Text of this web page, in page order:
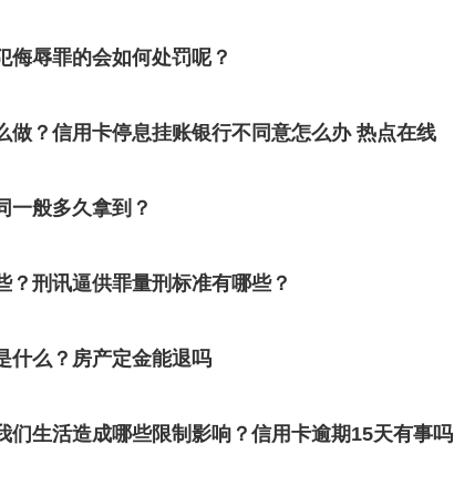
侮辱罪的会如何处罚呢？
做？信用卡停息挂账银行不同意怎么办 热点在线
一般多久拿到？
？刑讯逼供罪量刑标准有哪些？
什么？房产定金能退吗
们生活造成哪些限制影响？信用卡逾期15天有事吗